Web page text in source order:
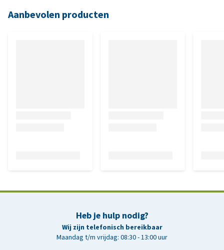
Aanbevolen producten
Heb je hulp nodig?
Wij zijn telefonisch bereikbaar
Maandag t/m vrijdag: 08:30 - 13:00 uur